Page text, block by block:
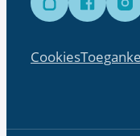
Hoplr
Cookies